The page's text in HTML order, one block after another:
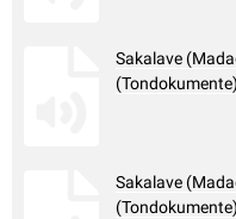
Sakalave
(Tondokumente)
Sakalave
(Tondokumente)